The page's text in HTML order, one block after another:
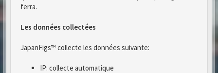
ferra.
Les données collectées
JapanFigs™ collecte les données suivante:
IP: collecte automatique